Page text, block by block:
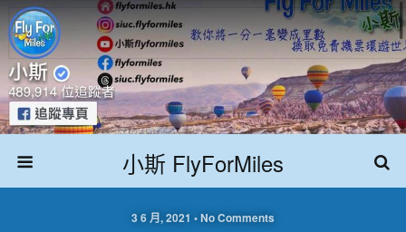
小斯 FlyForMiles
3 6 月, 2021 • No Comments